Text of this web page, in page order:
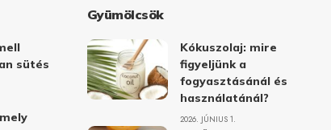
sütés
Gyümölcsök
Kókuszolaj: mire
figyeljünk a
fogyasztásánál és
használatánál?
2026. JÚNIUS 1.